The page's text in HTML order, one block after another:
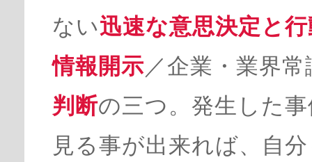
ない迅速な意思決定と
情報開示／企業・業界
判断の三つ。発生した
見る事が出来れば、自